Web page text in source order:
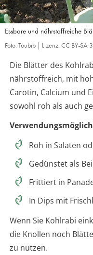
Essbare und nährstoffreiche
Foto: Toubib | Lizenz: CC BY-
Die Blätter des
nährstoffreich, mit
Carotin, Calcium und
sowohl roh als auch
Roh in Salaten
Gedünstet als
Frittiert in
In Dips mit
Wenn Sie Kohlrabi
die Knollen noch
zu nutzen.